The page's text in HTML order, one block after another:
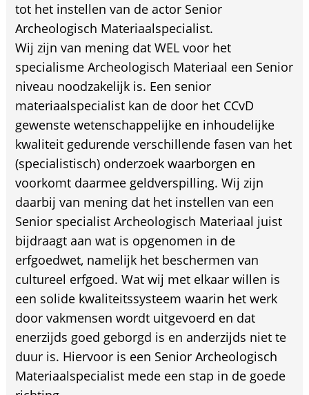
tot het instellen van de actor Senior
Archeologisch Materiaalspecialist.
Wij zijn van mening dat WEL voor het
specialisme Archeologisch Materiaal een Senior
niveau noodzakelijk is. Een senior
materiaalspecialist kan de door het CCvD
gewenste wetenschappelijke en inhoudelijke
kwaliteit gedurende verschillende fasen van het
(specialistisch) onderzoek waarborgen en
voorkomt daarmee geldverspilling. Wij zijn
daarbij van mening dat het instellen van een
Senior specialist Archeologisch Materiaal juist
bijdraagt aan wat is opgenomen in de
erfgoedwet, namelijk het beschermen van
cultureel erfgoed. Wat wij met elkaar willen is
een solide kwaliteitssysteem waarin het werk
door vakmensen wordt uitgevoerd en dat
enerzijds goed geborgd is en anderzijds niet te
duur is. Hiervoor is een Senior Archeologisch
Materiaalspecialist mede een stap in de goede